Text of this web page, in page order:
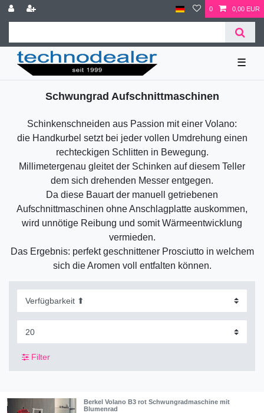
0 0,00 EUR
☰
Schwungrad Aufschnittmaschinen
Schinkenschneiden aus Passion mit einer Volano:
die Handkurbel setzt bei jeder vollen Umdrehung einen
rechteckigen Schlitten in Bewegung.
Millimetergenau gleitet der Schinken auf diesem Teller
dem sich drehenden Messer entgegen.
Da diese Bauart der manuell getriebenen
Aufschnittmaschinen ohne Anschlagplatte auskommen,
wird unnötige Reibung und somit Wärmeentwicklung
vermieden.
Das Ergebnis: perfekt geschnittener Prosciutto in welchem
sich die Aromen voll entfalten können.
Filter
Berkel Volano B3 rot Schwungradmaschine mit
Blumenrad